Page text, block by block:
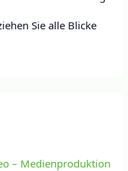
Sie alle Blicke
– Medienproduktion